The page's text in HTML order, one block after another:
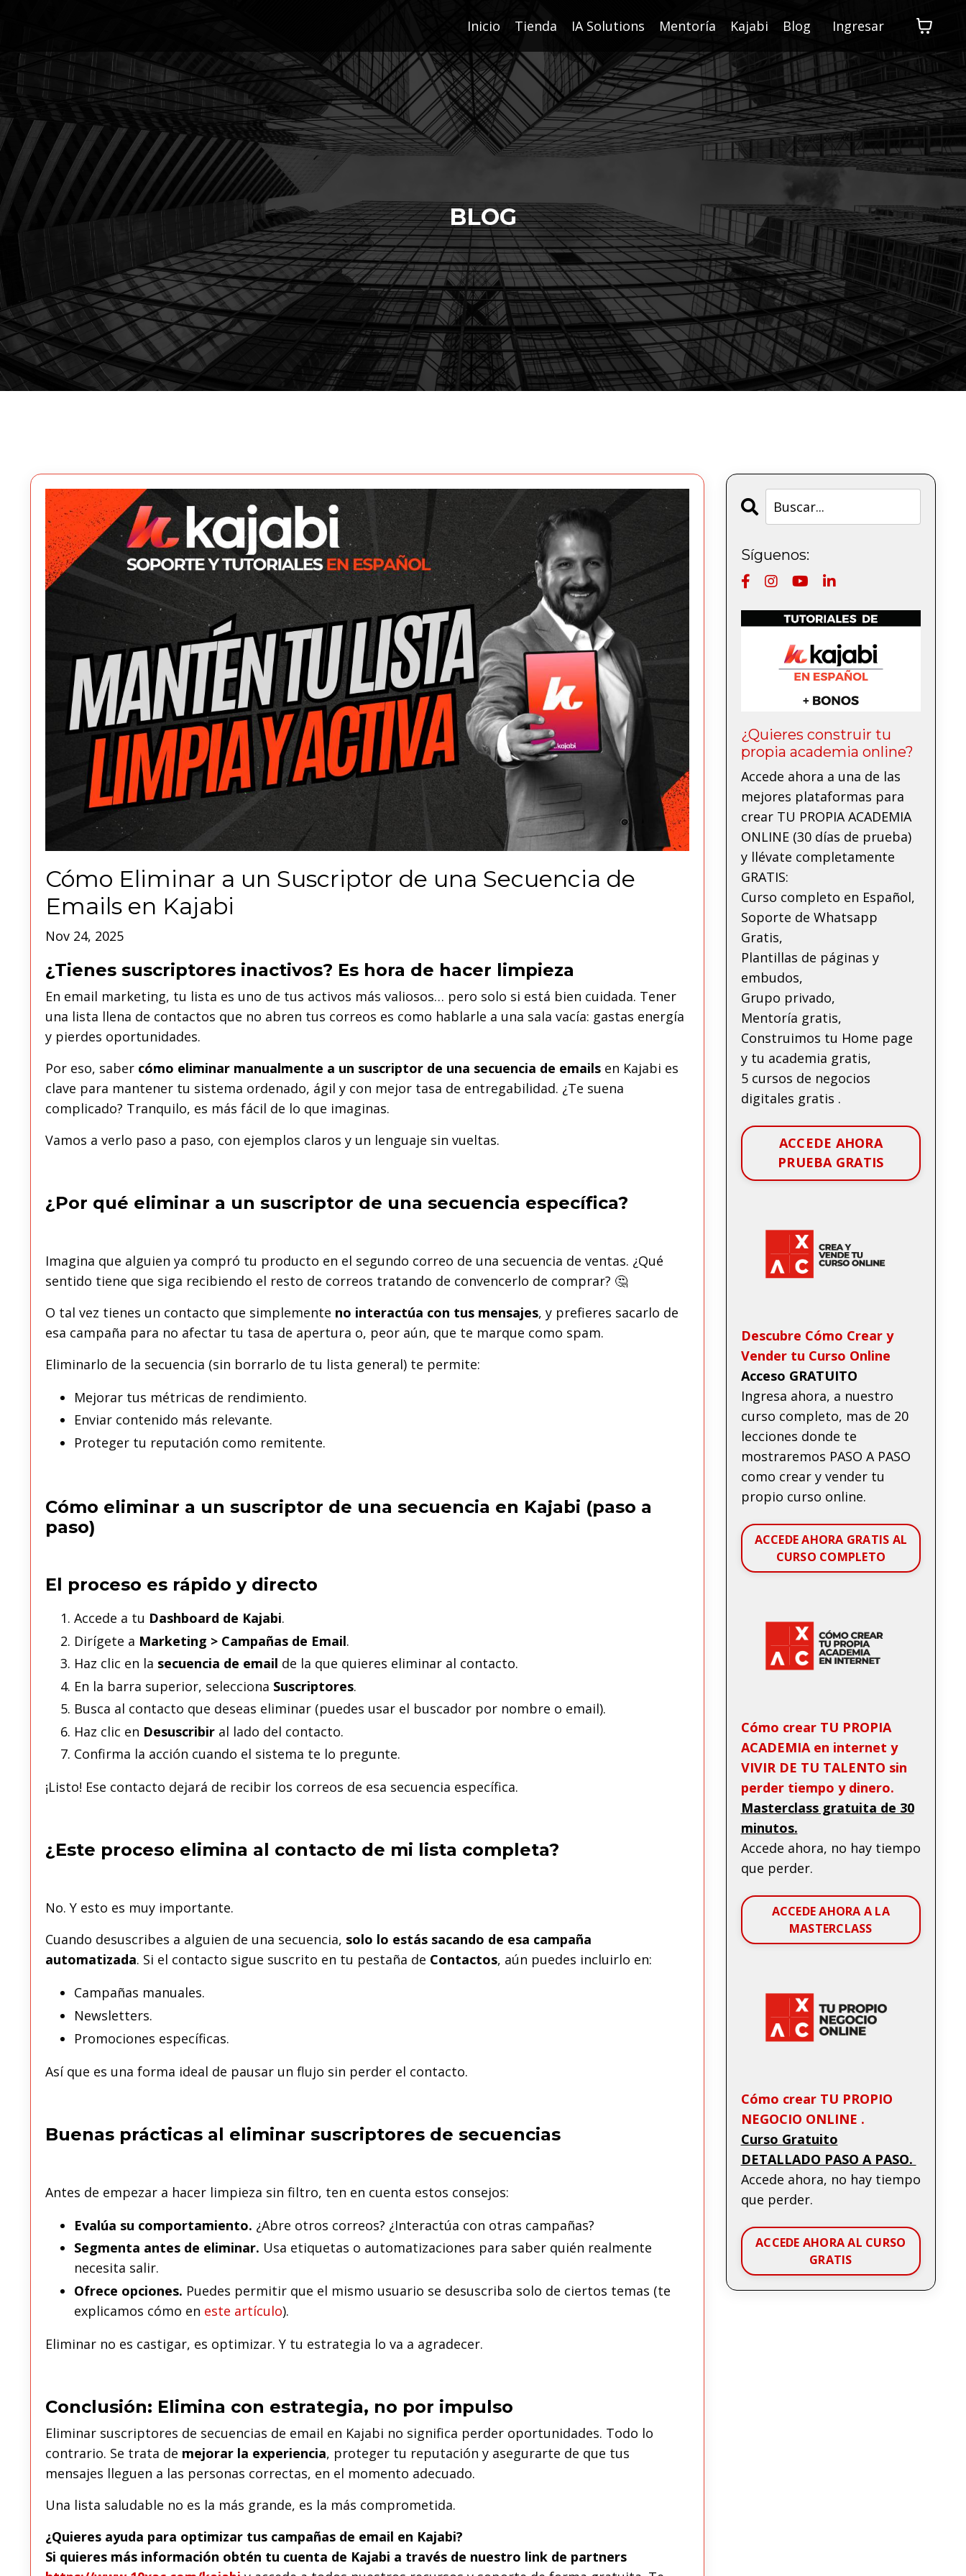
Inicio Tienda IA Solutions Mentoría Kajabi Blog Ingresar
BLOG
Cómo Eliminar a un Suscriptor de una Secuencia de
Emails en Kajabi
Nov 24, 2025
¿Tienes suscriptores inactivos? Es hora de hacer limpieza
En email marketing, tu lista es uno de tus activos más valiosos… pero solo si está bien cuidada. Tener
una lista llena de contactos que no abren tus correos es como hablarle a una sala vacía: gastas energía
y pierdes oportunidades.
Por eso, saber cómo eliminar manualmente a un suscriptor de una secuencia de emails en Kajabi es
clave para mantener tu sistema ordenado, ágil y con mejor tasa de entregabilidad. ¿Te suena
complicado? Tranquilo, es más fácil de lo que imaginas.
Vamos a verlo paso a paso, con ejemplos claros y un lenguaje sin vueltas.
¿Por qué eliminar a un suscriptor de una secuencia específica?
Imagina que alguien ya compró tu producto en el segundo correo de una secuencia de ventas. ¿Qué
sentido tiene que siga recibiendo el resto de correos tratando de convencerlo de comprar? 🤔
O tal vez tienes un contacto que simplemente no interactúa con tus mensajes, y prefieres sacarlo de
esa campaña para no afectar tu tasa de apertura o, peor aún, que te marque como spam.
Eliminarlo de la secuencia (sin borrarlo de tu lista general) te permite:
Mejorar tus métricas de rendimiento.
Enviar contenido más relevante.
Proteger tu reputación como remitente.
Cómo eliminar a un suscriptor de una secuencia en Kajabi (paso a
paso)
El proceso es rápido y directo
Accede a tu Dashboard de Kajabi.
Dirígete a Marketing > Campañas de Email.
Haz clic en la secuencia de email de la que quieres eliminar al contacto.
En la barra superior, selecciona Suscriptores.
Busca al contacto que deseas eliminar (puedes usar el buscador por nombre o email).
Haz clic en Desuscribir al lado del contacto.
Confirma la acción cuando el sistema te lo pregunte.
¡Listo! Ese contacto dejará de recibir los correos de esa secuencia específica.
¿Este proceso elimina al contacto de mi lista completa?
No. Y esto es muy importante.
Cuando desuscribes a alguien de una secuencia, solo lo estás sacando de esa campaña
automatizada. Si el contacto sigue suscrito en tu pestaña de Contactos, aún puedes incluirlo en:
Campañas manuales.
Newsletters.
Promociones específicas.
Así que es una forma ideal de pausar un flujo sin perder el contacto.
Buenas prácticas al eliminar suscriptores de secuencias
Antes de empezar a hacer limpieza sin filtro, ten en cuenta estos consejos:
Evalúa su comportamiento. ¿Abre otros correos? ¿Interactúa con otras campañas?
Segmenta antes de eliminar. Usa etiquetas o automatizaciones para saber quién realmente
necesita salir.
Ofrece opciones. Puedes permitir que el mismo usuario se desuscriba solo de ciertos temas (te
explicamos cómo en este artículo).
Eliminar no es castigar, es optimizar. Y tu estrategia lo va a agradecer.
Conclusión: Elimina con estrategia, no por impulso
Eliminar suscriptores de secuencias de email en Kajabi no significa perder oportunidades. Todo lo
contrario. Se trata de mejorar la experiencia, proteger tu reputación y asegurarte de que tus
mensajes lleguen a las personas correctas, en el momento adecuado.
Una lista saludable no es la más grande, es la más comprometida.
¿Quieres ayuda para optimizar tus campañas de email en Kajabi?
Si quieres más información obtén tu cuenta de Kajabi a través de nuestro link de partners
Síguenos:
¿Quieres construir tu
propia academia online?
Accede ahora a una de las
mejores plataformas para
crear TU PROPIA ACADEMIA
ONLINE (30 días de prueba)
y llévate completamente
GRATIS:
Curso completo en Español,
Soporte de Whatsapp
Gratis,
Plantillas de páginas y
embudos,
Grupo privado,
Mentoría gratis,
Construimos tu Home page
y tu academia gratis,
5 cursos de negocios
digitales gratis .
ACCEDE AHORA
PRUEBA GRATIS
Descubre Cómo Crear y
Vender tu Curso Online
Acceso GRATUITO
Ingresa ahora, a nuestro
curso completo, mas de 20
lecciones donde te
mostraremos PASO A PASO
como crear y vender tu
propio curso online.
ACCEDE AHORA GRATIS AL
CURSO COMPLETO
Cómo crear TU PROPIA
ACADEMIA en internet y
VIVIR DE TU TALENTO sin
perder tiempo y dinero.
Masterclass gratuita de 30
minutos.
Accede ahora, no hay tiempo
que perder.
ACCEDE AHORA A LA
MASTERCLASS
Cómo crear TU PROPIO
NEGOCIO ONLINE .
Curso Gratuito
DETALLADO PASO A PASO.
Accede ahora, no hay tiempo
que perder.
ACCEDE AHORA AL CURSO
GRATIS